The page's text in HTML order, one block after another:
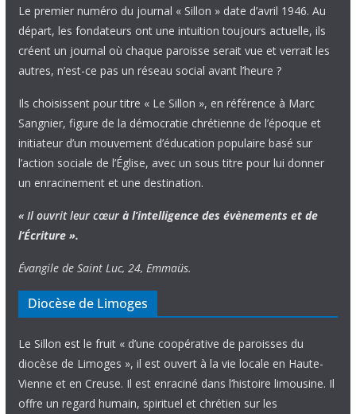
Le premier numéro du journal « Sillon » date d’avril 1946. Au
départ, les fondateurs ont une intuition toujours actuelle, ils
créent un journal où chaque paroisse serait vue et verrait les
autres, n’est-ce pas un réseau social avant l’heure ?
Ils choisissent pour titre « Le Sillon », en référence à Marc
Sangnier, figure de la démocratie chrétienne de l’époque et
initiateur d’un mouvement d’éducation populaire basé sur
l’action sociale de l’Église, avec un sous titre pour lui donner
un enracinement et une destination.
« Il ouvrit leur cœur à l’intelligence des évènements et de
l’Écriture ».
Évangile de Saint Luc, 24, Emmaüs.
Diocèse de Limoges
Le Sillon est le fruit « d’une coopérative de paroisses du
diocèse de Limoges », il est ouvert à la vie locale en Haute-
Vienne et en Creuse. Il est enraciné dans l’histoire limousine. Il
offre un regard humain, spirituel et chrétien sur les